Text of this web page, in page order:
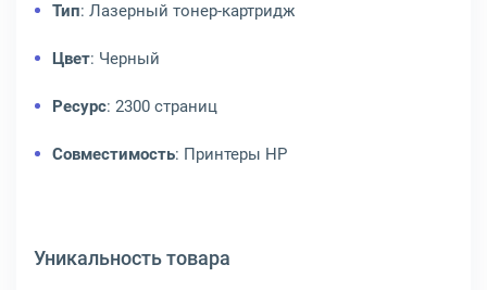
Тип: Лазерный тонер-картридж
Цвет: Черный
Ресурс: 2300 страниц
Совместимость: Принтеры HP
Уникальность товара